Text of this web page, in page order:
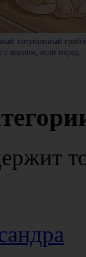
запущенный
с корнем, если перед